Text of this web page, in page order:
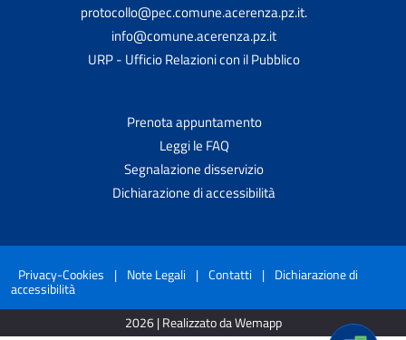
protocollo@pec.comune.acerenza.pz.it.
info@comune.acerenza.pz.it
URP - Ufficio Relazioni con il Pubblico
Prenota appuntamento
Leggi le FAQ
Segnalazione disservizio
Dichiarazione di accessibilità
Privacy-Cookies | Note Legali | Contatti | Dichiarazione di
accessibilità
2026 | Realizzato da Wemapp